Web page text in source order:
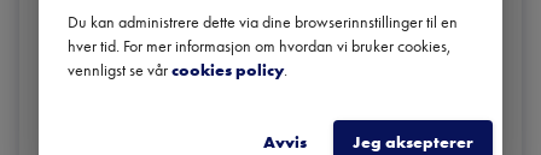
Kostyme: Christina Lindgren
Koreografi: Elizabeth Svarstad
Dramaturg: Svante Aulis Löwenborg
Produsent: Babyopera Camilla Svingen / Syv Mil
Du kan administrere dette via dine browserinnstillinger til en
hver tid. For mer informasjon om hvordan vi bruker cookies,
vennligst se vårcookies policy.
Avvis Jeg aksepterer